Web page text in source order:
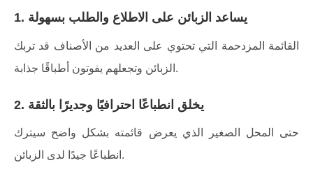
1. يساعد الزبائن على الاطلاع والطلب بسهولة
القائمة المزدحمة التي تحتوي على العديد من الأصناف قد تربك
الزبائن وتجعلهم يفوتون أطباقًا جذابة.
2. يخلق انطباعًا احترافيًا وجديرًا بالثقة
حتى المحل الصغير الذي يعرض قائمته بشكل واضح سيترك
انطباعًا جيدًا لدى الزبائن.